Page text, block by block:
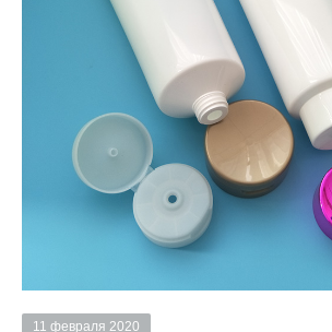
11 февраля 2020